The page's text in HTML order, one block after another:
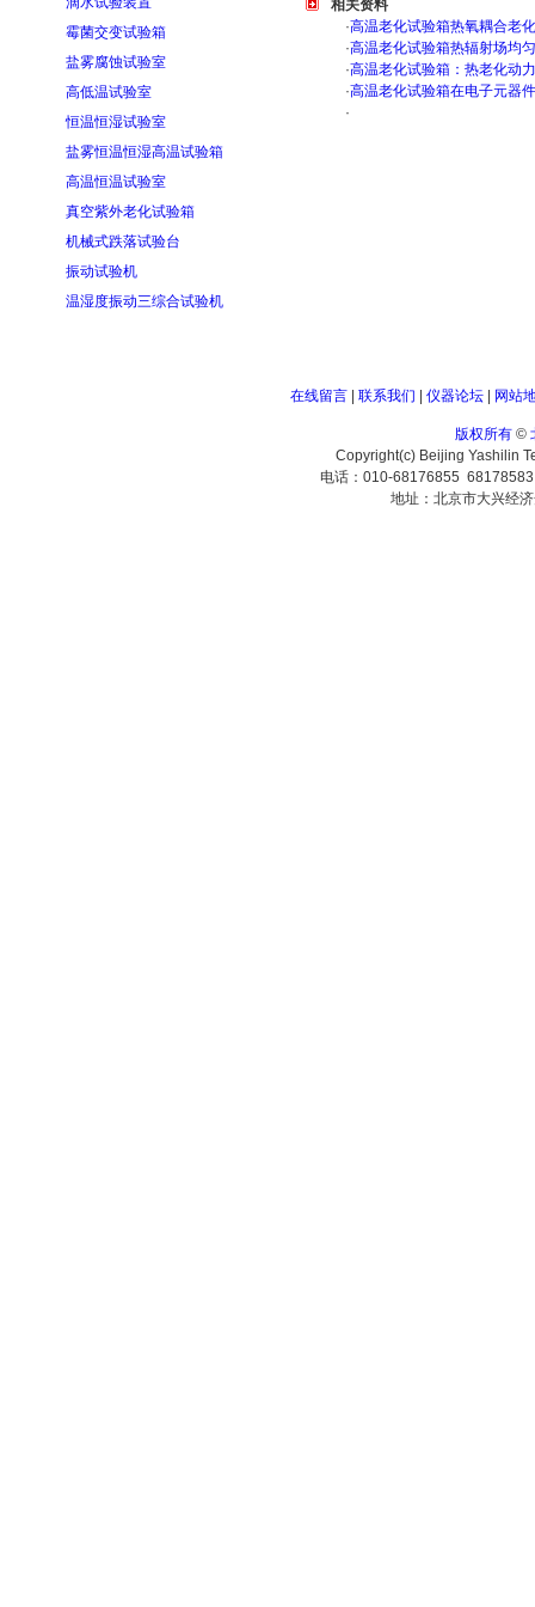
霉菌交变试验箱
盐雾腐蚀试验室
高低温试验室
恒温恒湿试验室
盐雾恒温恒湿高温试验箱
高温恒温试验室
真空紫外老化试验箱
机械式跌落试验台
振动试验机
温湿度振动三综合试验机
相关资料
·高温老化试验箱热氧耦合老
·高温老化试验箱热辐射场均
·高温老化试验箱：热老化动
·高温老化试验箱在电子元器
·
在线留言| 联系我们 仪器论坛| 网站
版权所有©
Copyright(c) Beijing Yashilin
电话：010-68176855
地址：北京市大兴经